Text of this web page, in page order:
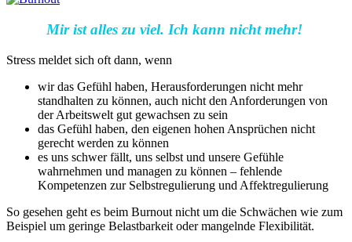
Mir ist alles zu viel. Ich kann nicht mehr!
Stress meldet sich oft dann, wenn
wir das Gefühl haben, Herausforderungen nicht mehr
standhalten zu können, auch nicht den Anforderungen von
der Arbeitswelt gut gewachsen zu sein
das Gefühl haben, den eigenen hohen Ansprüchen nicht
gerecht werden zu können
es uns schwer fällt, uns selbst und unsere Gefühle
wahrnehmen und managen zu können – fehlende
Kompetenzen zur Selbstregulierung und Affektregulierung
So gesehen geht es beim Burnout nicht um die Schwächen wie zum
Beispiel um geringe Belastbarkeit oder mangelnde Flexibilität.